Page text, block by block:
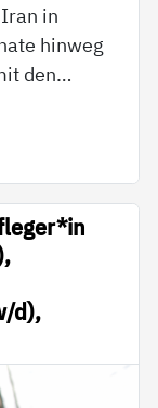
in
hinweg
den…
d),